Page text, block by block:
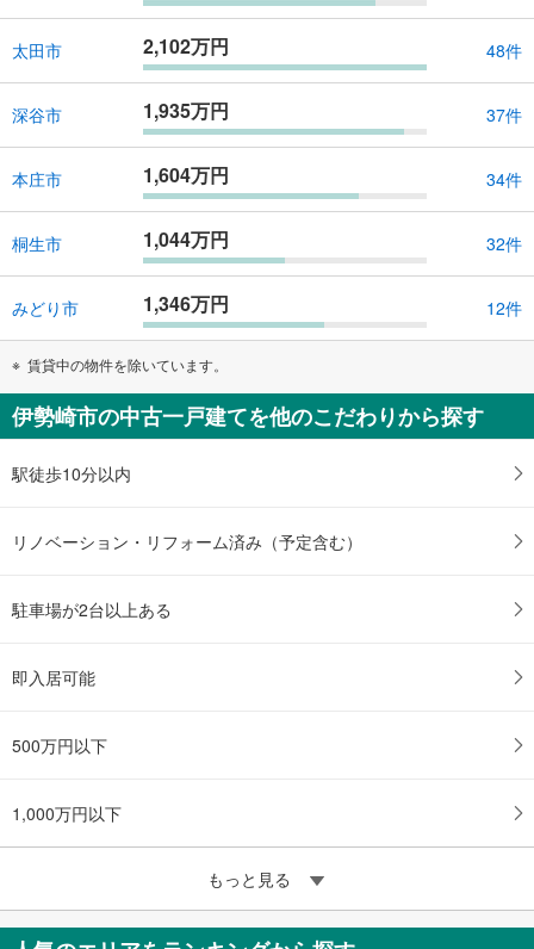
太田市 2,102万円 48件
深谷市 1,935万円 37件
本庄市 1,604万円 34件
桐生市 1,044万円 32件
みどり市 1,346万円 12件
賃貸中の物件を除いています。
伊勢崎市の中古一戸建てを他のこだわりから探す
駅徒歩10分以内
リノベーション・リフォーム済み（予定含む）
駐車場が2台以上ある
即入居可能
500万円以下
1,000万円以下
もっと見る